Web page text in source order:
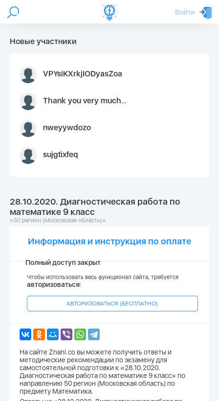
Войти
Новые участники
VPYsiKXrkjIODyasZoa
Thank you very much for your inquiry We appreciate you 9126052 https://youtube.com faceapple !
nweyywdozo
sujgtixfeq
28.10.2020. Диагностическая работа по
математике 9 класс
«50 регион (Московская область)»
Информация и инструкция по оплате
Полный доступ закрыт
Чтобы использовать весь функционал сайта, требуется
авторизоваться!
АВТОРИЗОВАТЬСЯ (БЕСПЛАТНО)
На сайте Znani.co вы можете получить ответы и
методические рекомендации по экзамену для
самостоятельной подготовки к «28.10.2020.
Диагностическая работа по математике 9 класс» по
направлению 50 регион (Московская область) по
предмету Математика.